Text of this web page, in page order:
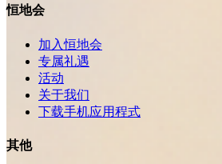
恒地会
加入恒地会
专属礼遇
活动
关于我们
下载手机应用程式
其他